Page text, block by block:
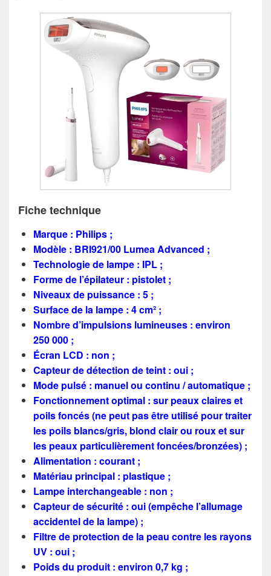
Fiche technique
Marque : Philips ;
Modèle : BRI921/00 Lumea Advanced ;
Technologie de lampe : IPL ;
Forme de l’épilateur : pistolet ;
Niveaux de puissance : 5 ;
Surface de la lampe : 4 cm² ;
Nombre d’impulsions lumineuses : environ
250 000 ;
Écran LCD : non ;
Capteur de détection de teint : oui ;
Mode pulsé : manuel ou continu / automatique ;
Fonctionnement optimal : sur peaux claires et
poils foncés (ne peut pas être utilisé pour traiter
les poils blancs/gris, blond clair ou roux et sur
les peaux particulièrement foncées/bronzées) ;
Alimentation : courant ;
Matériau principal : plastique ;
Lampe interchangeable : non ;
Capteur de sécurité : oui (empêche l’allumage
accidentel de la lampe) ;
Filtre de protection de la peau contre les rayons
UV : oui ;
Poids du produit : environ 0,7 kg ;